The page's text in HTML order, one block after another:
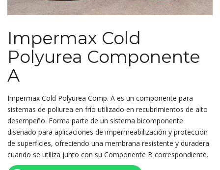
Impermax Cold
Polyurea Componente
A
Impermax Cold Polyurea Comp. A es un componente para
sistemas de poliurea en frío utilizado en recubrimientos de alto
desempeño. Forma parte de un sistema bicomponente
diseñado para aplicaciones de impermeabilización y protección
de superficies, ofreciendo una membrana resistente y duradera
cuando se utiliza junto con su Componente B correspondiente.